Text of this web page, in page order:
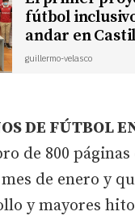
fútbol
andar en
guillermo-velasco
DE FÚTBOL
de 800
de enero y
y mayores